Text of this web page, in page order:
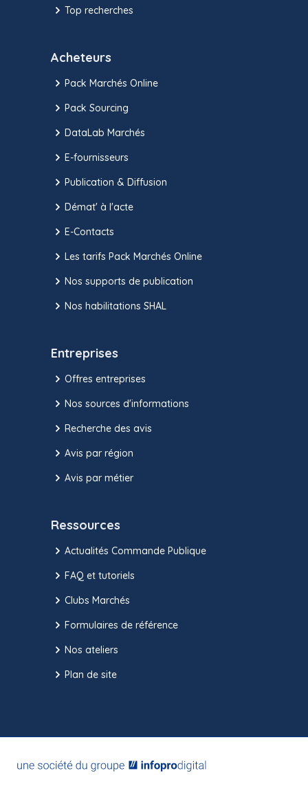
Top recherches
Acheteurs
Pack Marchés Online
Pack Sourcing
DataLab Marchés
E-fournisseurs
Publication & Diffusion
Démat' à l'acte
E-Contacts
Les tarifs Pack Marchés Online
Nos supports de publication
Nos habilitations SHAL
Entreprises
Offres entreprises
Nos sources d'informations
Recherche des avis
Avis par région
Avis par métier
Ressources
Actualités Commande Publique
FAQ et tutoriels
Clubs Marchés
Formulaires de référence
Nos ateliers
Plan de site